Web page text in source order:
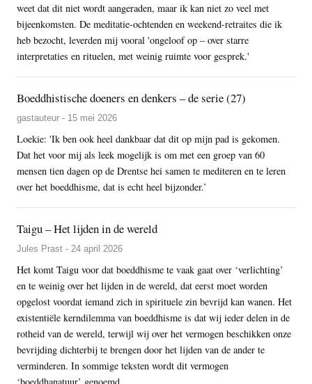
weet dat dit niet wordt aangeraden, maar ik kan niet zo veel met
bijeenkomsten. De meditatie-ochtenden en weekend-retraites die ik
heb bezocht, leverden mij vooral 'ongeloof op – over starre
interpretaties en rituelen, met weinig ruimte voor gesprek.'
Boeddhistische doeners en denkers – de serie (27)
gastauteur - 15 mei 2026
Loekie: 'Ik ben ook heel dankbaar dat dit op mijn pad is gekomen.
Dat het voor mij als leek mogelijk is om met een groep van 60
mensen tien dagen op de Drentse hei samen te mediteren en te leren
over het boeddhisme, dat is echt heel bijzonder.’
Taigu – Het lijden in de wereld
Jules Prast - 24 april 2026
Het komt Taigu voor dat boeddhisme te vaak gaat over ‘verlichting’
en te weinig over het lijden in de wereld, dat eerst moet worden
opgelost voordat iemand zich in spirituele zin bevrijd kan wanen. Het
existentiële kerndilemma van boeddhisme is dat wij ieder delen in de
rotheid van de wereld, terwijl wij over het vermogen beschikken onze
bevrijding dichterbij te brengen door het lijden van de ander te
verminderen. In sommige teksten wordt dit vermogen
‘boeddhanatuur’ genoemd.